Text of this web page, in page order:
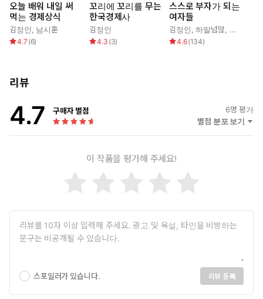
오늘 배워 내일 써
먹는 경제상식
김정인, 남시훈
4.7 (6)
꼬리에 꼬리를 무는
한국경제사
김정인
4.3 (3)
스스로 부자가 되는
여자들
김정인,하말넘많, 홍태희
4.6(134)
리뷰
4.7 구매자 별점 6명 평가
별점 분포 보기
이 작품을 평가해 주세요!
스포일러가 있습니다. 리뷰 등록